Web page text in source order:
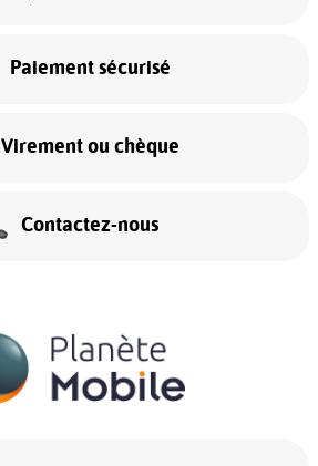
Paiement sécurisé
Virement ou chèque
Contactez-nous